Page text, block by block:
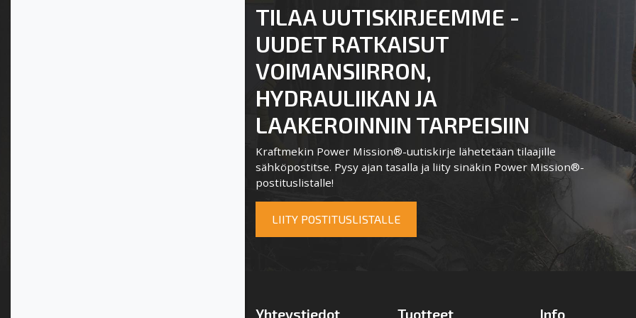
TILAA UUTISKIRJEEMME -
UUDET RATKAISUT
VOIMANSIIRRON,
HYDRAULIIKAN JA
LAAKEROINNIN TARPEISIIN
Kraftmekin Power Mission®-uutiskirje lähetetään tilaajille
sähköpostitse. Pysy ajan tasalla ja liity sinäkin Power Mission®-
postituslistalle!
LIITY POSTITUSLISTALLE
Yhteystiedot Tuotteet Info